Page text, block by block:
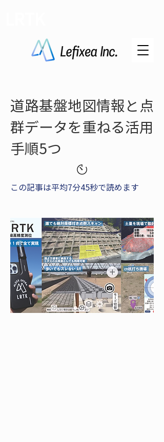
道路基盤地図情報と点
群データを重ねる活用
手順5つ
この記事は平均7分45秒で読めます